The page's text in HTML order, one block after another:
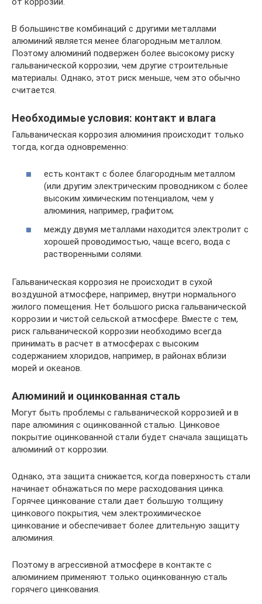
В большинстве комбинаций с другими металлами
алюминий является менее благородным металлом.
Поэтому алюминий подвержен более высокому риску
гальванической коррозии, чем другие строительные
материалы. Однако, этот риск меньше, чем это обычно
считается.
Необходимые условия: контакт и влага
Гальваническая коррозия алюминия происходит только
тогда, когда одновременно:
есть контакт с более благородным металлом
(или другим электрическим проводником с более
высоким химическим потенциалом, чем у
алюминия, например, графитом;
между двумя металлами находится электролит с
хорошей проводимостью, чаще всего, вода с
растворенными солями.
Гальваническая коррозия не происходит в сухой
воздушной атмосфере, например, внутри нормального
жилого помещения. Нет большого риска гальванической
коррозии и чистой сельской атмосфере. Вместе с тем,
риск гальванической коррозии необходимо всегда
принимать в расчет в атмосферах с высоким
содержанием хлоридов, например, в районах вблизи
морей и океанов.
Алюминий и оцинкованная сталь
Могут быть проблемы с гальванической коррозией и в
паре алюминия с оцинкованной сталью. Цинковое
покрытие оцинкованной стали будет сначала защищать
алюминий от коррозии.
Однако, эта защита снижается, когда поверхность стали
начинает обнажаться по мере расходования цинка.
Горячее цинкование стали дает большую толщину
цинкового покрытия, чем электрохимическое
цинкование и обеспечивает более длительную защиту
алюминия.
Поэтому в агрессивной атмосфере в контакте с
алюминием применяют только оцинкованную сталь
горячего цинкования.